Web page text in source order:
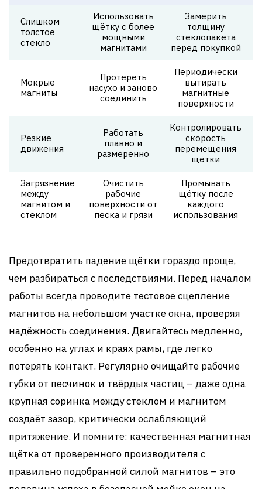
Слишком
толстое
стекло
Использовать
щётку с более
мощными
магнитами
Замерить
толщину
стеклопакета
перед покупкой
Мокрые
магниты
Протереть
насухо и заново
соединить
Периодически
вытирать
магнитные
поверхности
Резкие
движения
Работать
плавно и
размеренно
Контролировать
скорость
перемещения
щётки
Загрязнение
между
магнитом и
стеклом
Очистить
рабочие
поверхности от
песка и грязи
Промывать
щётку после
каждого
использования
Предотвратить падение щётки гораздо проще,
чем разбираться с последствиями. Перед началом
работы всегда проводите тестовое сцепление
магнитов на небольшом участке окна, проверяя
надёжность соединения. Двигайтесь медленно,
особенно на углах и краях рамы, где легко
потерять контакт. Регулярно очищайте рабочие
губки от песчинок и твёрдых частиц – даже одна
крупная соринка между стеклом и магнитом
создаёт зазор, критически ослабляющий
притяжение. И помните: качественная магнитная
щётка от проверенного производителя с
правильно подобранной силой магнитов – это